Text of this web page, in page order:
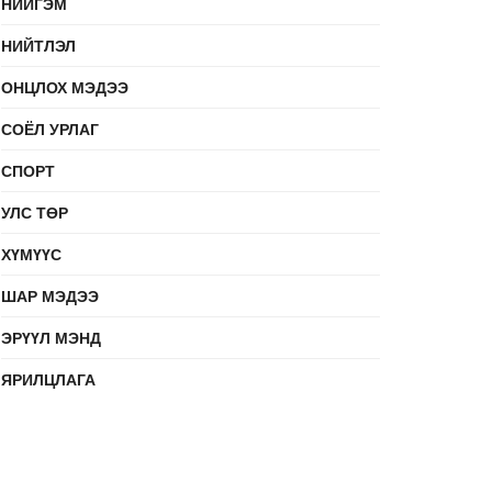
НИЙТЛЭЛ
ОНЦЛОХ МЭДЭЭ
СОЁЛ УРЛАГ
СПОРТ
УЛС ТӨР
ХҮМҮҮС
ШАР МЭДЭЭ
ЭРҮҮЛ МЭНД
ЯРИЛЦЛАГА